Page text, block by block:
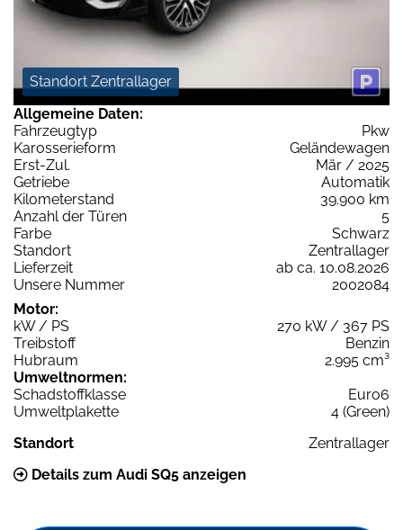
Standort Zentrallager
Allgemeine Daten:
Fahrzeugtyp
Pkw
Karosserieform
Geländewagen
Erst-Zul.
Mär / 2025
Getriebe
Automatik
Kilometerstand
39.900 km
Anzahl der Türen
5
Farbe
Schwarz
Standort
Zentrallager
Lieferzeit
ab ca. 10.08.2026
Unsere Nummer
2002084
Motor:
kW / PS
270 kW / 367 PS
Treibstoff
Benzin
Hubraum
2.995 cm³
Umweltnormen:
Schadstoffklasse
Euro6
Umweltplakette
4 (Green)
Standort
Zentrallager
Details zum Audi SQ5 anzeigen